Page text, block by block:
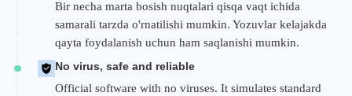
Bir necha marta bosish nuqtalari qisqa vaqt ichida
samarali tarzda o'rnatilishi mumkin. Yozuvlar kelajakda
qayta foydalanish uchun ham saqlanishi mumkin.
No virus, safe and reliable
Official software with no viruses. It simulates standard